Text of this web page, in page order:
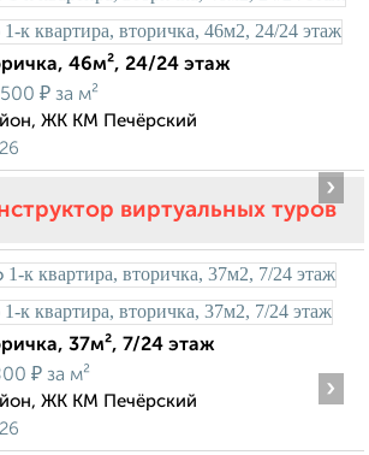
46м², 24/24 этаж
₽ за м²
ЖК KM Печёрский
виртуальных туров
›
37м², 7/24 этаж
₽ за м²
ЖК KM Печёрский
›